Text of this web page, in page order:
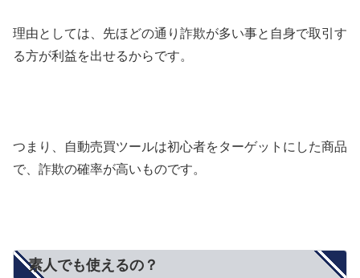
理由としては、先ほどの通り詐欺が多い事と自身で取引す
る方が利益を出せるからです。
つまり、自動売買ツールは初心者をターゲットにした商品
で、詐欺の確率が高いものです。
素人でも使えるの？